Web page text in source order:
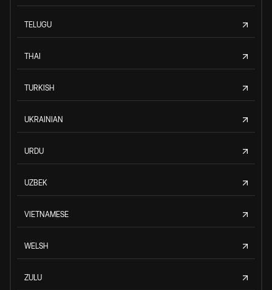
TELUGU
THAI
TURKISH
UKRAINIAN
URDU
UZBEK
VIETNAMESE
WELSH
ZULU